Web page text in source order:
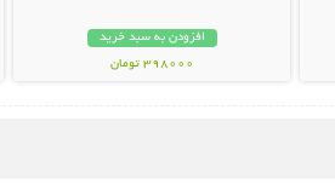
افزودن به سبد خرید
398000 تومان